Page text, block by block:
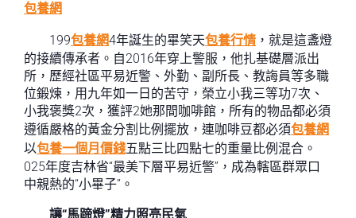
包養網
199包養網4年誕生的畢笑天包養行情 ，就是這盞燈
的接續傳承者。自2016年穿上警服，他扎基礎層派出
所，歷經社區平易近警、外勤、副所長、教誨員等多職
位鍛煉，用九年如一日的苦守，榮立小我三等功7次、
小我褒獎2次，獲評2她那間咖啡館，所有的物品都必須
遵循嚴格的黃金分割比例擺放，連咖啡豆都必須包養網
以包養一個月價錢五點三比四點七的重量比例混合。
025年度吉林省“最美下層平易近警”，成為轄區群眾口
中親熱的“小畢子”。
讓“馬蹄燈”精力照亮民氣